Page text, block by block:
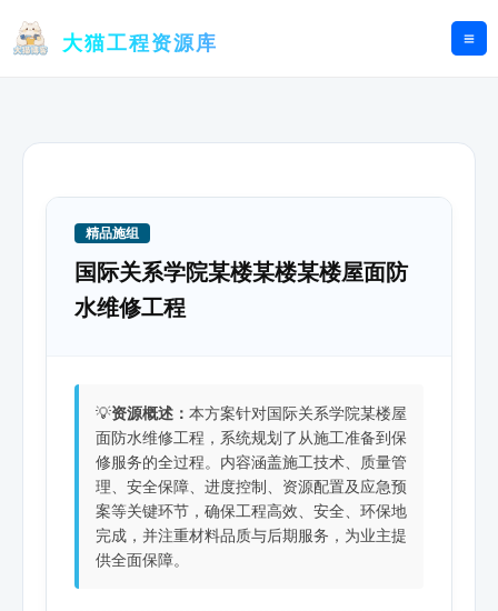
大猫工程资源库
精品施组
国际关系学院某楼某楼某楼屋面防
水维修工程
💡资源概述： 本方案针对国际关系学院某楼屋
面防水维修工程，系统规划了从施工准备到保
修服务的全过程。内容涵盖施工技术、质量管
理、安全保障、进度控制、资源配置及应急预
案等关键环节，确保工程高效、安全、环保地
完成，并注重材料品质与后期服务，为业主提
供全面保障。